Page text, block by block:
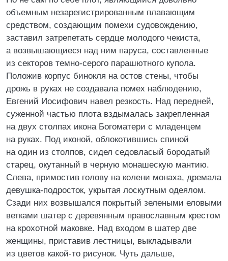
объемным незарегистрированным плавающим
средством, создающим помехи судовождению,
заставил затрепетать сердце молодого чекиста,
а возвышающиеся над ним паруса, составленные
из секторов темно-серого парашютного купола.
Положив корпус бинокля на остов стены, чтобы
дрожь в руках не создавала помех наблюдению,
Евгений Иосифович навел резкость. Над передней,
суженной частью плота вздымалась закрепленная
на двух столпах икона Богоматери с младенцем
на руках. Под иконой, облокотившись спиной
на один из столпов, сидел седовласый бородатый
старец, окутанный в черную монашескую мантию.
Слева, примостив голову на колени монаха, дремала
девушка-подросток, укрытая лоскутным одеялом.
Сзади них возвышался покрытый зелеными еловыми
ветками шатер с деревянным православным крестом
на крохотной маковке. Над входом в шатер две
женщины, приставив лестницы, выкладывали
из цветов какой-то рисунок. Чуть дальше,